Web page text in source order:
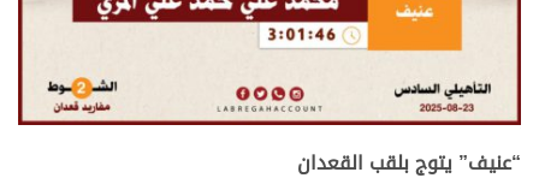
“عنيف” يتوج بلقب القعدان